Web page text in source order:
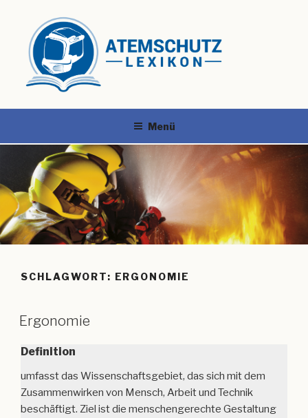
Menü
SCHLAGWORT: ERGONOMIE
Ergonomie
Definition
umfasst das Wissenschaftsgebiet, das sich mit dem
Zusammenwirken von Mensch, Arbeit und Technik
beschäftigt. Ziel ist die menschengerechte Gestaltung